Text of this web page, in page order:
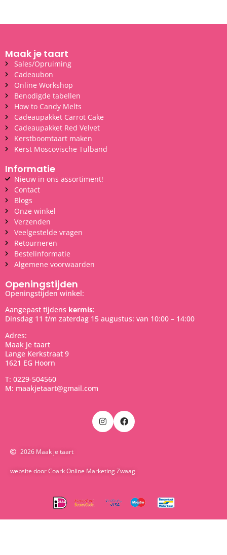
Maak je taart
Sales/Opruiming
Cadeaubon
Online Workshop
Benodigde tabellen
How to Candy Melts
Cadeaupakket Carrot Cake
Cadeaupakket Red Velvet
Kerstboomtaart maken
Kerst Moscovische Tulband
Informatie
Nieuw in ons assortiment!
Contact
Blogs
Onze winkel
Verzenden
Veelgestelde vragen
Retourneren
Bestelinformatie
Algemene voorwaarden
Openingstijden
Openingstijden winkel:
Aangepast tijdens kermis:
Dinsdag 11 t/m zaterdag 15 augustus: van 10:00 – 14:00
Adres:
Maak je taart
Lange Kerkstraat 9
1621 EG Hoorn
T: 0229-504560
M: maakjetaart@gmail.com
2026 Maak je taart
website door Coark Online Marketing Zwaag